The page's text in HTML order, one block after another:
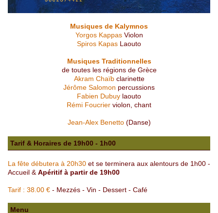
Musiques de Kalymnos
Yorgos KappasViolon
Spiros Kapas Laouto
Musiques Traditionnelles
de toutes les régions de Grèce
Akram Chaïbclarinette
Jérôme Salomon percussions
Fabien Dubuy laouto
Rémi Foucrier violon, chant
Jean-Alex Benetto(Danse)
Tarif & Horaires de 19h00 - 1h00
La fête débutera à 20h30 et se terminera aux alentours de 1h00 -
Accueil & Apéritif à partir de 19h00
Tarif : 38.00 € - Mezzés - Vin - Dessert - Café
Menu